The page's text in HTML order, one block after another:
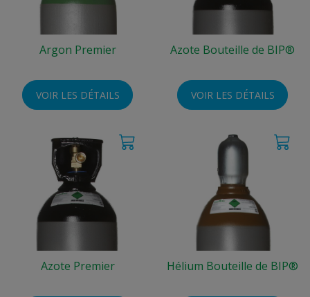
Argon Premier
VOIR LES DÉTAILS
Azote Bouteille de BIP®
VOIR LES DÉTAILS
Azote Premier Hélium Bouteille de BIP®